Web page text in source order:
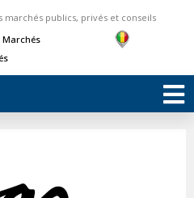
publics, privés et conseils